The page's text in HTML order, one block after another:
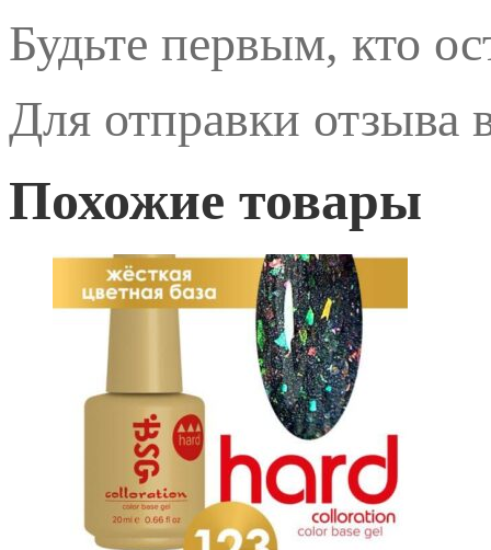
Будьте первым, кто
Для отправки отзыва
Похожие товары